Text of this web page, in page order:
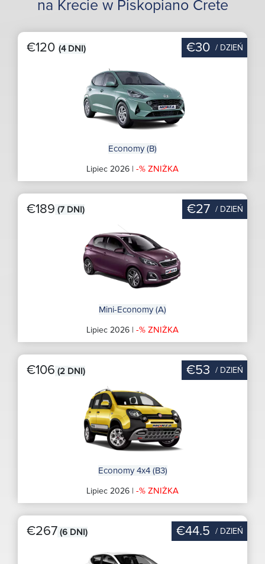
na Krecie w Piskopiano Crete
€120 (4 DNI) €30 / DZIEŃ
Economy (B)
Lipiec 2026 | -% ZNIŻKA
€189 (7 DNI) €27 / DZIEŃ
Mini-Economy (A)
Lipiec 2026 | -% ZNIŻKA
€106 (2 DNI) €53 / DZIEŃ
Economy 4x4 (B3)
Lipiec 2026 | -% ZNIŻKA
€267 (6 DNI) €44.5 / DZIEŃ